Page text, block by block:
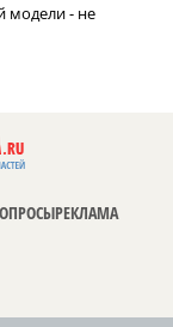
модели - не
РЕКЛАМА